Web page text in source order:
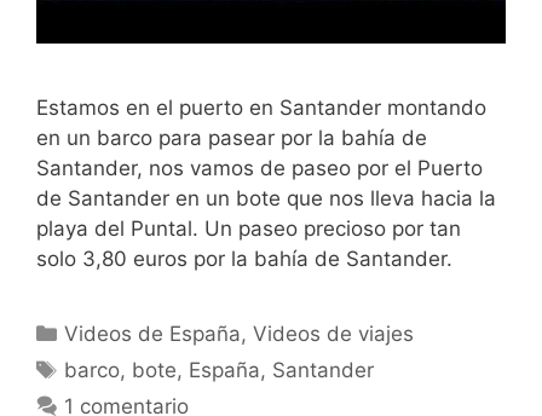
Estamos en el puerto en Santander montando
en un barco para pasear por la bahía de
Santander, nos vamos de paseo por el Puerto
de Santander en un bote que nos lleva hacia la
playa del Puntal. Un paseo precioso por tan
solo 3,80 euros por la bahía de Santander.
Categorías
Videos de España,Videos de viajes
Etiquetas
barco, bote, España, Santander
1 comentario